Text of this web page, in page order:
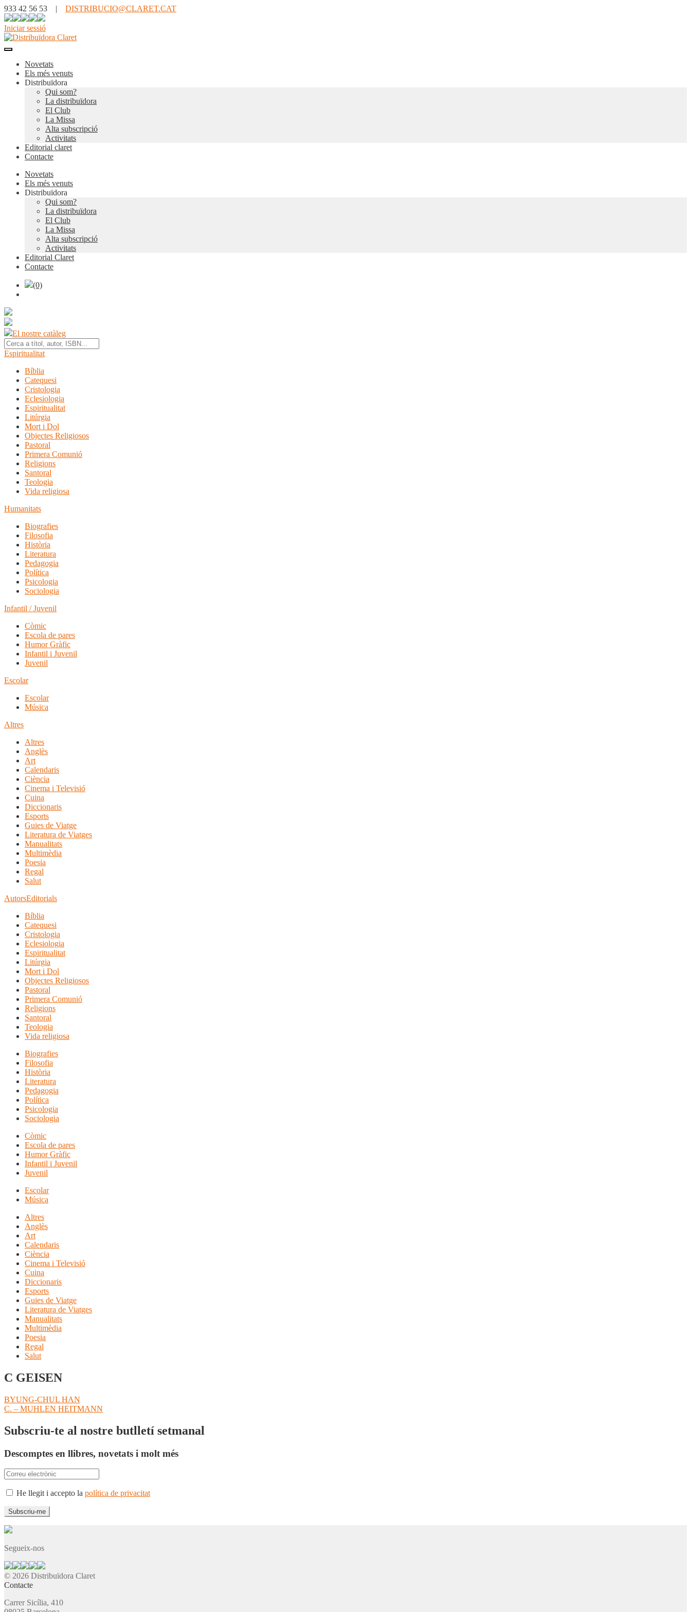
933 42 56 53 | DISTRIBUCIO@CLARET.CAT
Iniciar sessió
Novetats
Els més venuts
Distribuïdora
Qui som?
La distribuïdora
El Club
La Missa
Alta subscripció
Activitats
Editorial claret
Contacte
Novetats
Els més venuts
Distribuïdora
Qui som?
La distribuïdora
El Club
La Missa
Alta subscripció
Activitats
Editorial Claret
Contacte
(0)
El nostre catàleg
Espiritualitat
Bíblia
Catequesi
Cristologia
Eclesiologia
Espiritualitat
Litúrgia
Mort i Dol
Objectes Religiosos
Pastoral
Primera Comunió
Religions
Santoral
Teologia
Vida religiosa
Humanitats
Biografies
Filosofia
Història
Literatura
Pedagogia
Política
Psicologia
Sociologia
Infantil / Juvenil
Còmic
Escola de pares
Humor Gràfic
Infantil i Juvenil
Juvenil
Escolar
Escolar
Música
Altres
Altres
Anglès
Art
Calendaris
Ciència
Cinema i Televisió
Cuina
Diccionaris
Esports
Guies de Viatge
Literatura de Viatges
Manualitats
Multimèdia
Poesia
Regal
Salut
AutorsEditorials
Bíblia
Catequesi
Cristologia
Eclesiologia
Espiritualitat
Litúrgia
Mort i Dol
Objectes Religiosos
Pastoral
Primera Comunió
Religions
Santoral
Teologia
Vida religiosa
Biografies
Filosofia
Història
Literatura
Pedagogia
Política
Psicologia
Sociologia
Còmic
Escola de pares
Humor Gràfic
Infantil i Juvenil
Juvenil
Escolar
Música
Altres
Anglès
Art
Calendaris
Ciència
Cinema i Televisió
Cuina
Diccionaris
Esports
Guies de Viatge
Literatura de Viatges
Manualitats
Multimèdia
Poesia
Regal
Salut
C GEISEN
Navegació
d'entrades
Entrada
anterior:
BYUNG-CHUL HAN
Pròxima
C. – MUHLEN HEITMANN
Subscriu-te al nostre butlletí setmanal
Descomptes en llibres, novetats i molt més
He llegit i accepto la política de privacitat
Segueix-nos
© 2026 Distribuïdora Claret
Contacte
Carrer Sicília, 410